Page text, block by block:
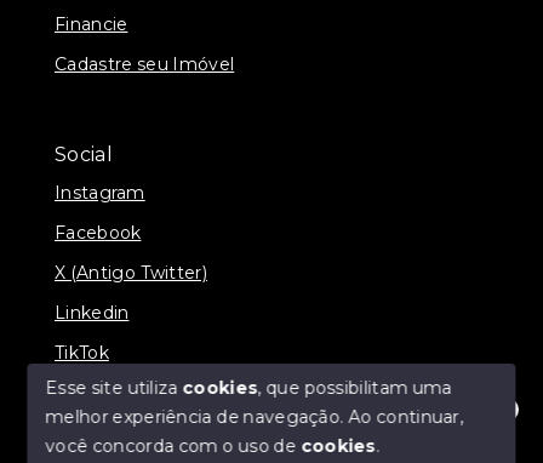
Olá! Estamos disponíveis para te ajudar.
Financie
Cadastre seu Imóvel
Social
Instagram
Facebook
X (Antigo Twitter)
Linkedin
TikTok
© Copyright 2026 - Nova Aliança Assessoria Imobiliária
Esse site utiliza cookies, que possibilitam uma
melhor experiência de navegação.Ao continuar,
você concorda com o uso de cookies.